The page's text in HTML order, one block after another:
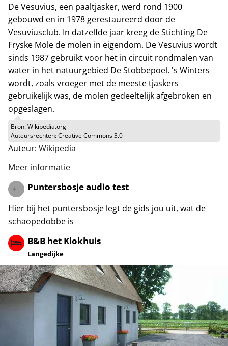
De Vesuvius, een paaltjasker, werd rond 1900
gebouwd en in 1978 gerestaureerd door de
Vesuviusclub. In datzelfde jaar kreeg de Stichting De
Fryske Mole de molen in eigendom. De Vesuvius wordt
sinds 1987 gebruikt voor het in circuit rondmalen van
water in het natuurgebied De Stobbepoel. 's Winters
wordt, zoals vroeger met de meeste tjaskers
gebruikelijk was, de molen gedeeltelijk afgebroken en
opgeslagen.
Bron:Wikipedia.org
Auteursrechten:Creative Commons 3.0
Auteur: Wikipedia
Meer informatie
Puntersbosje audio test
Hier bij het puntersbosje legt de gids jou uit, wat de
schaopedobbe is
B&B het Klokhuis
Langedijke